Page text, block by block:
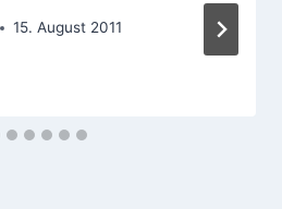
15. August 2011